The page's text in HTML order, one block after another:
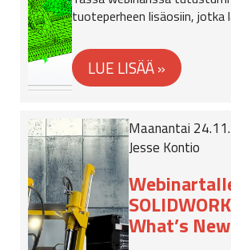
tuoteperheen lisäosiin, jotka
Maanantai
Jesse Kontio
What’s New